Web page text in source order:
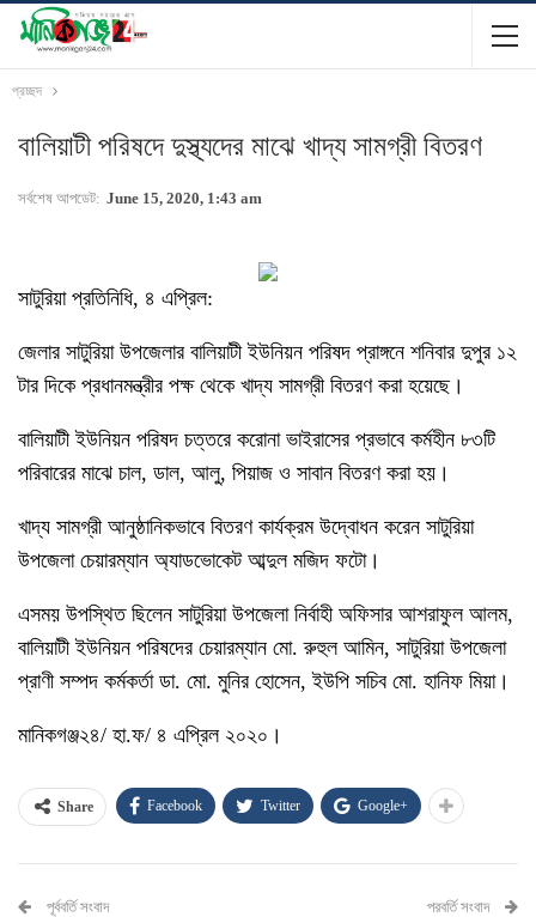
প্রচ্ছদ
বালিয়াটী পরিষদে দুস্থ্যদের মাঝে খাদ্য সামগ্রী বিতরণ
সর্বশেষ আপডেট: June 15, 2020, 1:43 am
সাটুরিয়া প্রতিনিধি, ৪ এপ্রিল:
জেলার সাটুরিয়া উপজেলার বালিয়াটী ইউনিয়ন পরিষদ প্রাঙ্গনে শনিবার দুপুর ১২
টার দিকে প্রধানমন্ত্রীর পক্ষ থেকে খাদ্য সামগ্রী বিতরণ করা হয়েছে।
বালিয়াটী ইউনিয়ন পরিষদ চত্তরে করোনা ভাইরাসের প্রভাবে কর্মহীন ৮৩টি
পরিবারের মাঝে চাল, ডাল, আলু, পিয়াজ ও সাবান বিতরণ করা হয়।
খাদ্য সামগ্রী আনুষ্ঠানিকভাবে বিতরণ কার্যক্রম উদ্বোধন করেন সাটুরিয়া
উপজেলা চেয়ারম্যান অ্যাডভোকেট আব্দুল মজিদ ফটো।
এসময় উপস্থিত ছিলেন সাটুরিয়া উপজেলা নির্বাহী অফিসার আশরাফুল আলম,
বালিয়াটী ইউনিয়ন পরিষদের চেয়ারম্যান মো. রুহুল আমিন, সাটুরিয়া উপজেলা
প্রাণী সম্পদ কর্মকর্তা ডা. মো. মুনির হোসেন, ইউপি সচিব মো. হানিফ মিয়া।
মানিকগঞ্জ২৪/ হা.ফ/ ৪ এপ্রিল ২০২০।
Share Facebook Twitter Google+
পূর্ববর্তি সংবাদ পরবর্তি সংবাদ